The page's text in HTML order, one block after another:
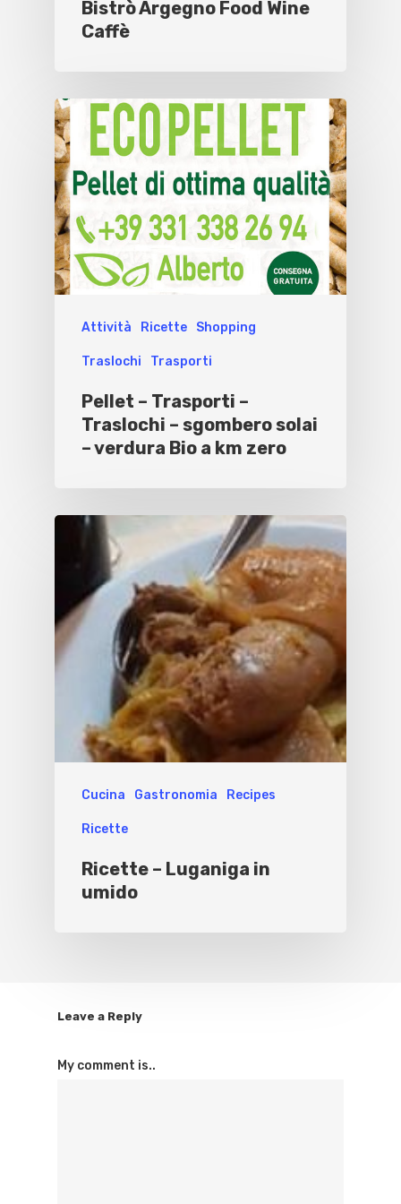
Bistrò Argegno Food Wine
Caffè
Attività Ricette Shopping
Traslochi Trasporti
Pellet – Trasporti –
Traslochi – sgombero solai
– verdura Bio a km zero
Cucina Gastronomia Recipes
Ricette
Ricette – Luganiga in
umido
Leave a Reply
My comment is..